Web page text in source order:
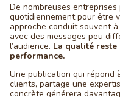
De nombreuses
quotidiennement pour être
approche conduit souvent
avec des messages peu
l’audience. La qualité
performance.
Une publication qui répond
clients, partage une
concrète générera